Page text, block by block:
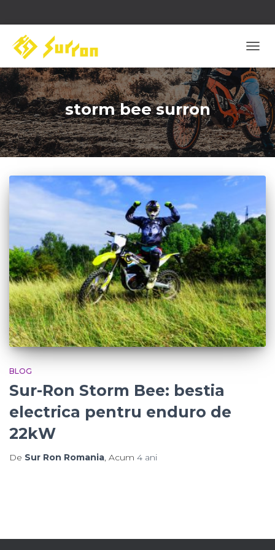
storm bee surron
BLOG
Sur-Ron Storm Bee: bestia
electrica pentru enduro de
22kW
De Sur Ron Romania, Acum 4 ani